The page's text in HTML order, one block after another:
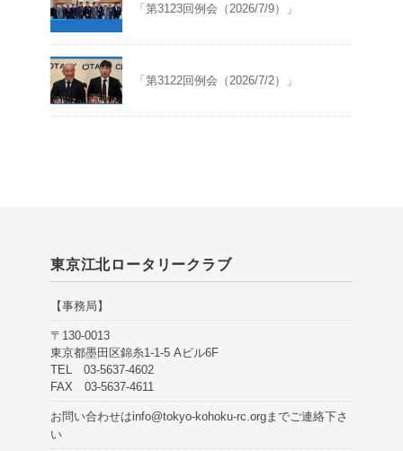
「第3123回例会（2026/7/9）」
「第3122回例会（2026/7/2）」
東京江北ロータリークラブ
【事務局】
〒130-0013
東京都墨田区錦糸1-1-5 Aビル6F
TEL 03-5637-4602
FAX 03-5637-4611
お問い合わせはinfo@tokyo-kohoku-rc.org までご連絡下さ
い